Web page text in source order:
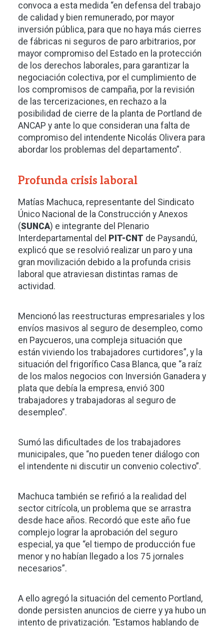
convoca a esta medida “en defensa del trabajo
de calidad y bien remunerado, por mayor
inversión pública, para que no haya más cierres
de fábricas ni seguros de paro arbitrarios, por
mayor compromiso del Estado en la protección
de los derechos laborales, para garantizar la
negociación colectiva, por el cumplimiento de
los compromisos de campaña, por la revisión
de las tercerizaciones, en rechazo a la
posibilidad de cierre de la planta de Portland de
ANCAP y ante lo que consideran una falta de
compromiso del intendente Nicolás Olivera para
abordar los problemas del departamento”.
Profunda crisis laboral
Matías Machuca, representante del Sindicato
Único Nacional de la Construcción y Anexos
(SUNCA) e integrante del Plenario
Interdepartamental del
PIT-CNT de Paysandú,
explicó que se resolvió realizar un paro y una
gran movilización debido a la profunda crisis
laboral que atraviesan distintas ramas de
actividad.
Mencionó las reestructuras empresariales y los
envíos masivos al seguro de desempleo, como
en Paycueros, una compleja situación que
están viviendo los trabajadores curtidores”, y la
situación del frigorífico Casa Blanca, que “a raíz
de los malos negocios con Inversión Ganadera y
plata que debía la empresa, envió 300
trabajadores y trabajadoras al seguro de
desempleo”.
Sumó las dificultades de los trabajadores
municipales, que “no pueden tener diálogo con
el intendente ni discutir un convenio colectivo”.
Machuca también se refirió a la realidad del
sector citrícola, un problema que se arrastra
desde hace años. Recordó que este año fue
complejo lograr la aprobación del seguro
especial, ya que “el tiempo de producción fue
menor y no habían llegado a los 75 jornales
necesarios”.
A ello agregó la situación del cemento Portland,
donde persisten anuncios de cierre y ya hubo un
intento de privatización. “Estamos hablando de